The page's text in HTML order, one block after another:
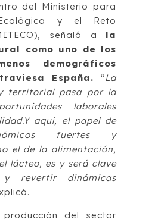
del Ministerio para
y el Reto
señaló a la
como uno de los
demográficos
España. “La
territorial pasa por la
laborales
aquí, el papel de
fuertes y
el de la alimentación,
lácteo, es y será clave
revertir dinámicas
del sector